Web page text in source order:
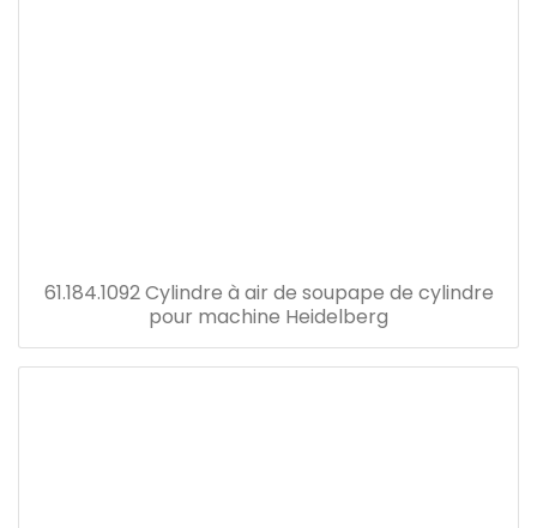
61.184.1092 Cylindre à air de soupape de cylindre
pour machine Heidelberg